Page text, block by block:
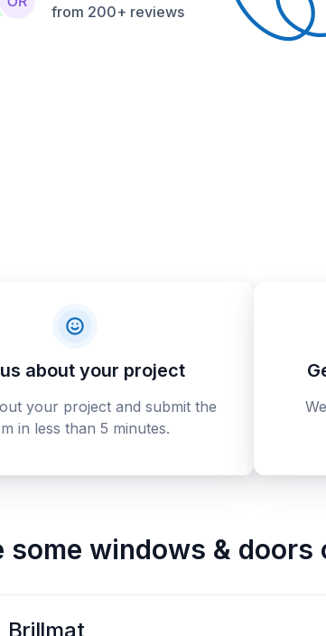
from 200+ reviews
about your project
your project and submit the
in less than 5 minutes.
some windows & doors
Brillmat